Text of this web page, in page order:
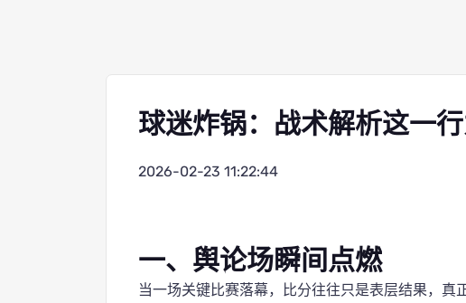
球迷炸锅：战术解析这一行
2026-02-23 11:22:44
一、舆论场瞬间点燃
当一场关键比赛落幕，比分往往只是表层结果，